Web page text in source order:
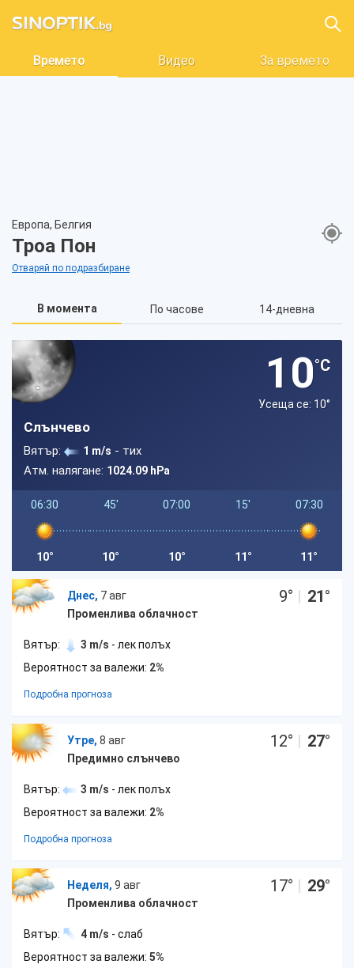
Времето Видео За времето
Европа, Белгия
Троа Пон
Отваряй по подразбиране
В момента По часове 14-дневна
10°C
Усеща се: 10°
Слънчево
Вятър: 1 m/s - тих
Атм. налягане: 1024.09 hPa
06:30
10°
45'
10°
07:00
10°
15'
11°
07:30
11°
Днес, 7 авг
Променлива облачност
9° | 21°
Вятър: 3 m/s - лек полъх
Вероятност за валежи: 2%
Подробна прогноза
Утре, 8 авг
Предимно слънчево
12° | 27°
Вятър: 3 m/s - лек полъх
Вероятност за валежи: 2%
Подробна прогноза
Неделя, 9 авг
Променлива облачност
17° | 29°
Вятър: 4 m/s - слаб
Вероятност за валежи: 5%